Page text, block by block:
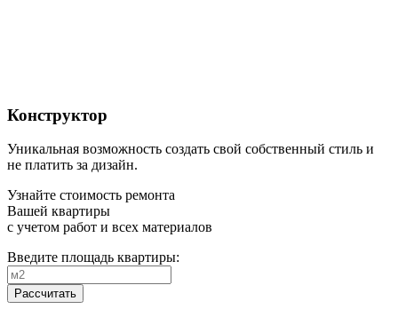
Конструктор
Уникальная возможность создать свой собственный стиль и
не платить за дизайн.
Узнайте стоимость ремонта
Вашей квартиры
с учетом работ и всех материалов
Введите площадь квартиры:
Рассчитать